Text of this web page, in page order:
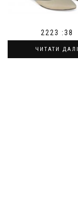
2223 :38
ЧИТАТИ ДАЛІ